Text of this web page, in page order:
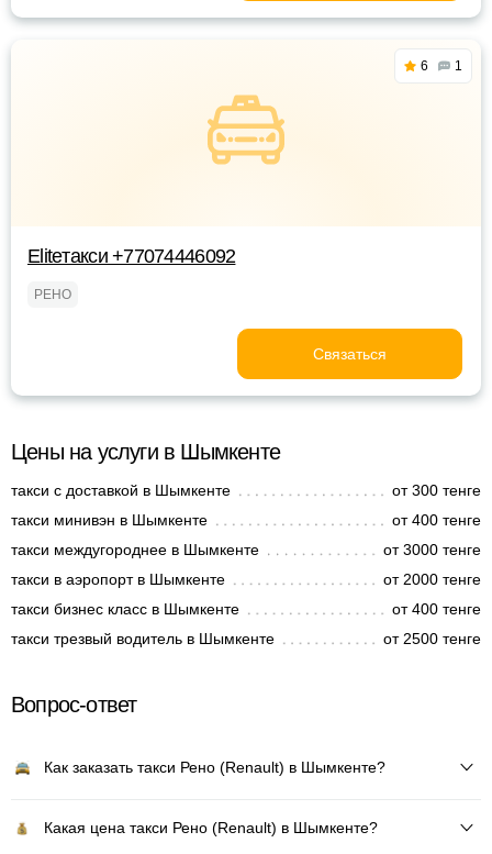
6 1
Eliteтакси +77074446092
РЕНО
Связаться
Цены на услуги в Шымкенте
такси с доставкой в Шымкенте
от 300 тенге
такси минивэн в Шымкенте
от 400 тенге
такси междугороднее в Шымкенте
от 3000 тенге
такси в аэропорт в Шымкенте
от 2000 тенге
такси бизнес класс в Шымкенте
от 400 тенге
такси трезвый водитель в Шымкенте
от 2500 тенге
Вопрос-ответ
Как заказать такси Рено (Renault) в Шымкенте?
Какая цена такси Рено (Renault) в Шымкенте?